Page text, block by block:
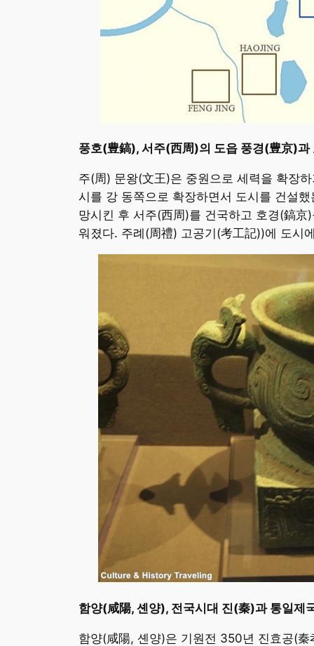
풍호(豊鎬), 서주(西周)의 도읍 풍경(豊京)과
주(周) 문왕(文王)은 중원으로 세력을 확장
시를 강 동쪽으로 확장하면서 도시를 건설
망시킨 후 서주(西周)를 건국하고 호경(鎬
워졌다. 주례(周禮) 고공기(考工記))에 도시
함양(咸陽, 셴양), 전국시대 진(秦)과 통일제
함양(咸陽, 셴양)은 기원전 350년 진효공(